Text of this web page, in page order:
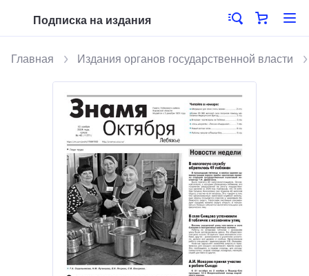
Подписка на издания
Главная Издания органов государственной власти